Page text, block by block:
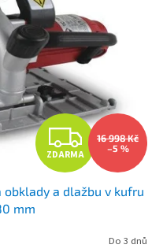
Z
D
A
ZDARMA
16 998 Kč
–5 %
obklady a dlažbu v kufru
mm
Do 3 dnů